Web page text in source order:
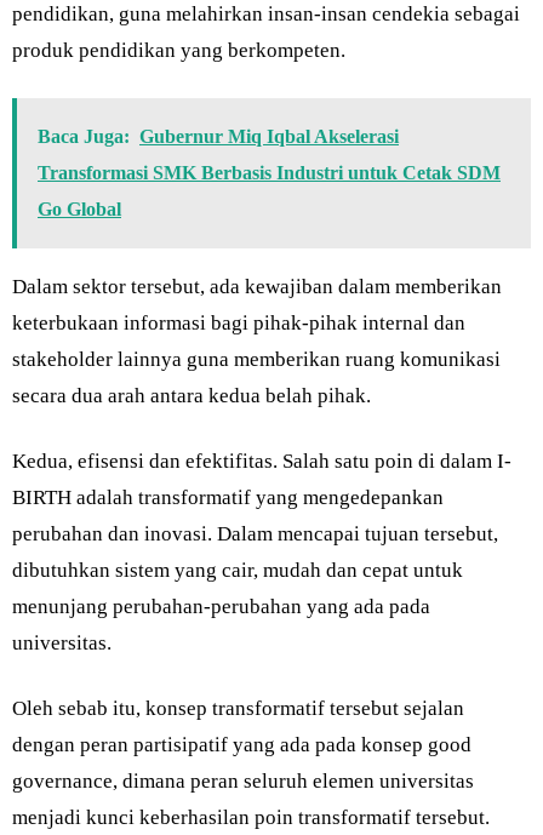
pendidikan, guna melahirkan insan-insan cendekia sebagai
produk pendidikan yang berkompeten.
Baca Juga: Gubernur Miq Iqbal Akselerasi
Transformasi SMK Berbasis Industri untuk Cetak SDM
Go Global
Dalam sektor tersebut, ada kewajiban dalam memberikan
keterbukaan informasi bagi pihak-pihak internal dan
stakeholder lainnya guna memberikan ruang komunikasi
secara dua arah antara kedua belah pihak.
Kedua, efisensi dan efektifitas. Salah satu poin di dalam I-
BIRTH adalah transformatif yang mengedepankan
perubahan dan inovasi. Dalam mencapai tujuan tersebut,
dibutuhkan sistem yang cair, mudah dan cepat untuk
menunjang perubahan-perubahan yang ada pada
universitas.
Oleh sebab itu, konsep transformatif tersebut sejalan
dengan peran partisipatif yang ada pada konsep good
governance, dimana peran seluruh elemen universitas
menjadi kunci keberhasilan poin transformatif tersebut.